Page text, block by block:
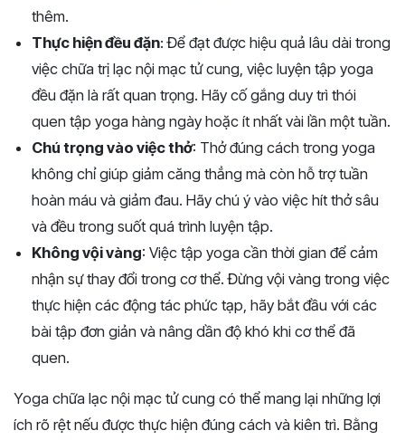
thêm.
Thực hiện đều đặn: Để đạt được hiệu quả lâu dài trong
việc chữa trị lạc nội mạc tử cung, việc luyện tập yoga
đều đặn là rất quan trọng. Hãy cố gắng duy trì thói
quen tập yoga hàng ngày hoặc ít nhất vài lần một tuần.
Chú trọng vào việc thở: Thở đúng cách trong yoga
không chỉ giúp giảm căng thẳng mà còn hỗ trợ tuần
hoàn máu và giảm đau. Hãy chú ý vào việc hít thở sâu
và đều trong suốt quá trình luyện tập.
Không vội vàng: Việc tập yoga cần thời gian để cảm
nhận sự thay đổi trong cơ thể. Đừng vội vàng trong việc
thực hiện các động tác phức tạp, hãy bắt đầu với các
bài tập đơn giản và nâng dần độ khó khi cơ thể đã
quen.
Yoga chữa lạc nội mạc tử cung có thể mang lại những lợi
ích rõ rệt nếu được thực hiện đúng cách và kiên trì. Bằng